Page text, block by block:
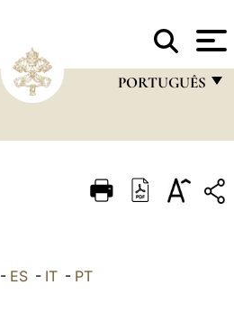
PORTUGUÊS
ITALIANO
- ES- IT- PT